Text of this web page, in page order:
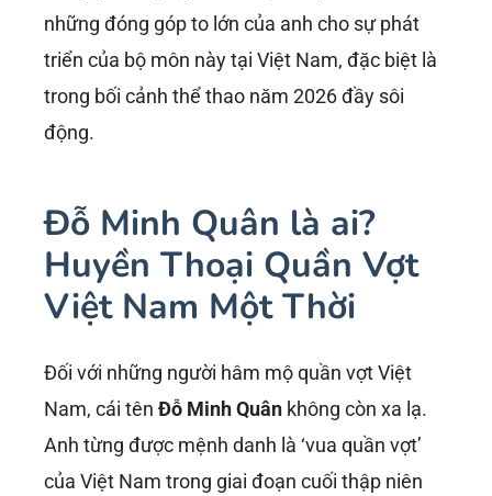
những đóng góp to lớn của anh cho sự phát
triển của bộ môn này tại Việt Nam, đặc biệt là
trong bối cảnh thể thao năm 2026 đầy sôi
động.
Đỗ Minh Quân là ai?
Huyền Thoại Quần Vợt
Việt Nam Một Thời
Đối với những người hâm mộ quần vợt Việt
Nam, cái tên Đỗ Minh Quân không còn xa lạ.
Anh từng được mệnh danh là ‘vua quần vợt’
của Việt Nam trong giai đoạn cuối thập niên